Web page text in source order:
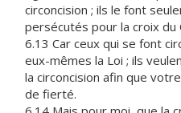
circoncision ; ils le font
persécutés pour la croix du
6.13 Car ceux qui se font
eux-mêmes la Loi ; ils
la circoncision afin que
de fierté.